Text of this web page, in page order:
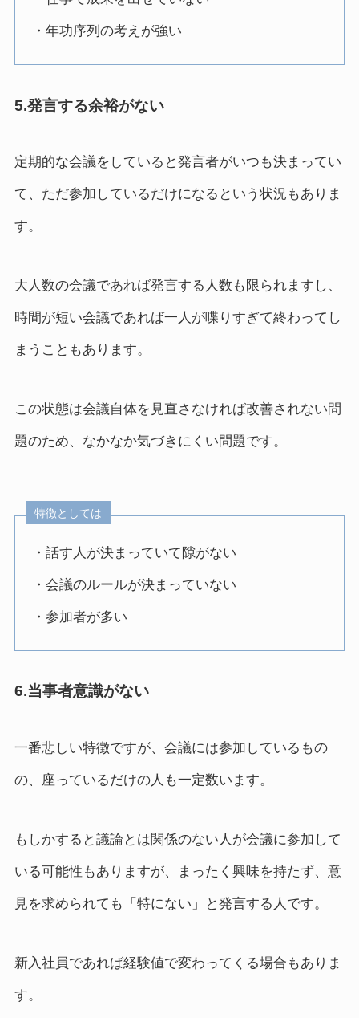
・年功序列の考えが強い
5.発言する余裕がない
定期的な会議をしていると発言者がいつも決まってい
て、ただ参加しているだけになるという状況もありま
す。
大人数の会議であれば発言する人数も限られますし、
時間が短い会議であれば一人が喋りすぎて終わってし
まうこともあります。
この状態は会議自体を見直さなければ改善されない問
題のため、なかなか気づきにくい問題です。
特徴としては
・話す人が決まっていて隙がない
・会議のルールが決まっていない
・参加者が多い
6.当事者意識がない
一番悲しい特徴ですが、会議には参加しているもの
の、座っているだけの人も一定数います。
もしかすると議論とは関係のない人が会議に参加して
いる可能性もありますが、まったく興味を持たず、意
見を求められても「特にない」と発言する人です。
新入社員であれば経験値で変わってくる場合もありま
す。